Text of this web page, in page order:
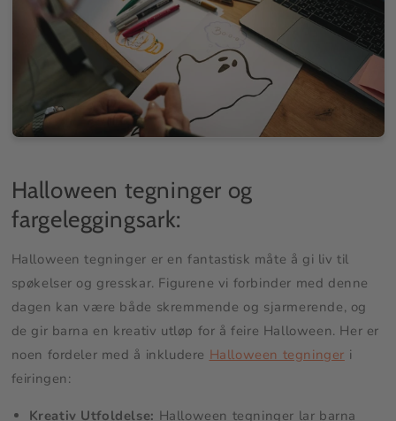
Halloween tegninger og
fargeleggingsark:
Halloween tegninger er en fantastisk måte å gi liv til
spøkelser og gresskar. Figurene vi forbinder med denne
dagen kan være både skremmende og sjarmerende, og
de gir barna en kreativ utløp for å feire Halloween. Her er
noen fordeler med å inkludere Halloween tegninger i
feiringen:
Kreativ Utfoldelse: Halloween tegninger lar barna